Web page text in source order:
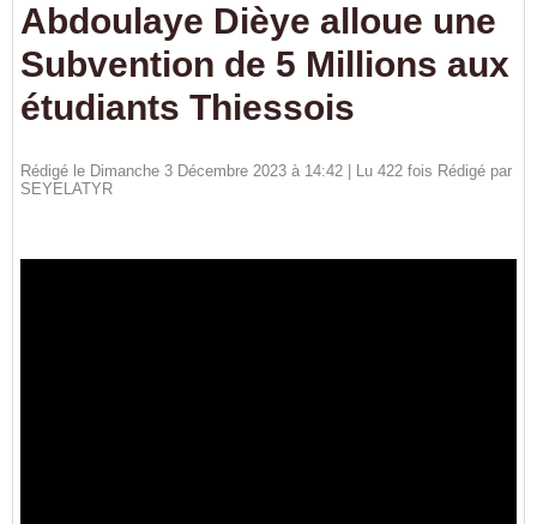
Abdoulaye Dièye alloue une
Subvention de 5 Millions aux
étudiants Thiessois
Rédigé le Dimanche 3 Décembre 2023 à 14:42 | Lu 422 fois Rédigé par
SEYELATYR